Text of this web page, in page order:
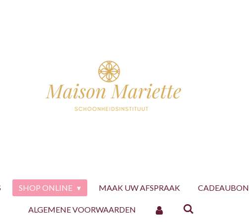
SHOP ONLINE MAAK UW AFSPRAAK CADEAUBON
ALGEMENE VOORWAARDEN